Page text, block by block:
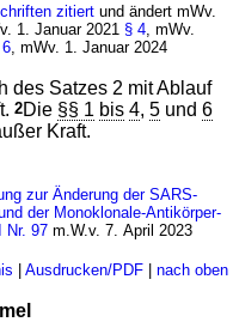
zitiert und ändert mWv.
1. Januar 2021 § 4 , mWv.
6 , mWv. 1. Januar 2024
des Satzes 2 mit Ablauf
2Die §§ 1 bis 4,5 und6
Kraft.
zur Änderung der SARS-
der Monoklonale-Antikörper-
Nr. 97 m.W.v. 7. April 2023
| Ausdrucken/PDF| nach oben